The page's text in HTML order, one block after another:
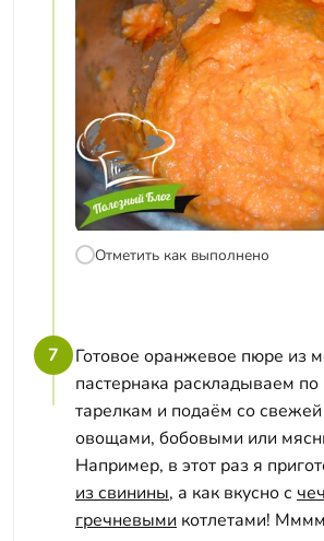
Отметить как выполнено
7
Готовое оранжевое пюре из
пастернака раскладываем
тарелкам и подаём со
овощами, бобовыми или
Например, в этот раз я
из свинины, а как вкусно с
гречневыми котлетами!